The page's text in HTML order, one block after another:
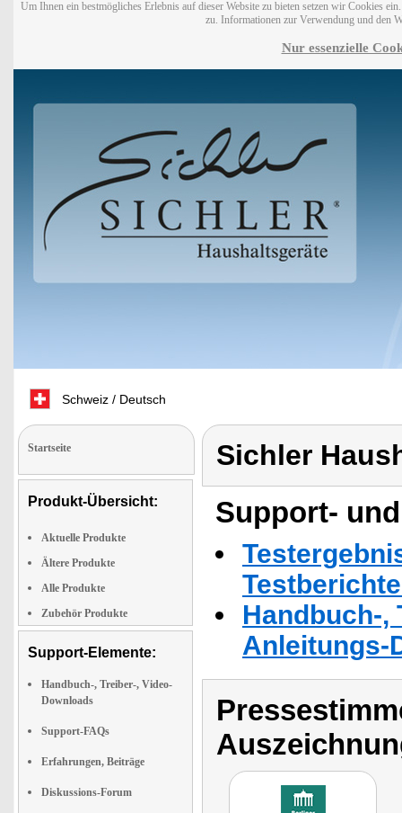
Um Ihnen ein bestmögliches Erlebnis auf dieser Website zu bieten setzen wir Cookies
zu. Informationen zur Verwendung und den
Nur essenzielle
Schweiz / Deutsch
Startseite
Produkt-Übersicht:
Aktuelle Produkte
Ältere Produkte
Alle Produkte
Zubehör Produkte
Support-Elemente:
Handbuch-, Treiber-, Video-
Downloads
Support-FAQs
Erfahrungen, Beiträge
Diskussions-Forum
Sichler
Support-
Handbuch-,
Anleitungs-